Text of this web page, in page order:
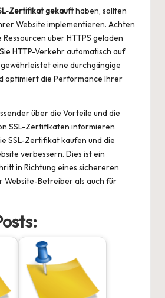
Zertifikat gekaufthaben, sollten
Website implementieren. Achten
Ressourcen über HTTPS geladen
HTTP-Verkehr automatisch auf
gewährleistet eine durchgängige
optimiert die Performance Ihrer
über die Vorteile und die
SSL-Zertifikaten informieren
SSL-Zertifikat kaufen und die
verbessern. Dies ist ein
in Richtung eines sichereren
Website-Betreiber als auch für